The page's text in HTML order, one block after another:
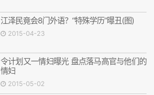
江泽民竟会8门外语？“特殊学历”曝丑(图)
2015-04-23
令计划又一情妇曝光 盘点落马高官与他们的
情妇
2015-05-02